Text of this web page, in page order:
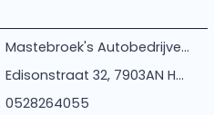
Mastebroek's Autobedrijve...
Edisonstraat 32, 7903AN H...
0528264055